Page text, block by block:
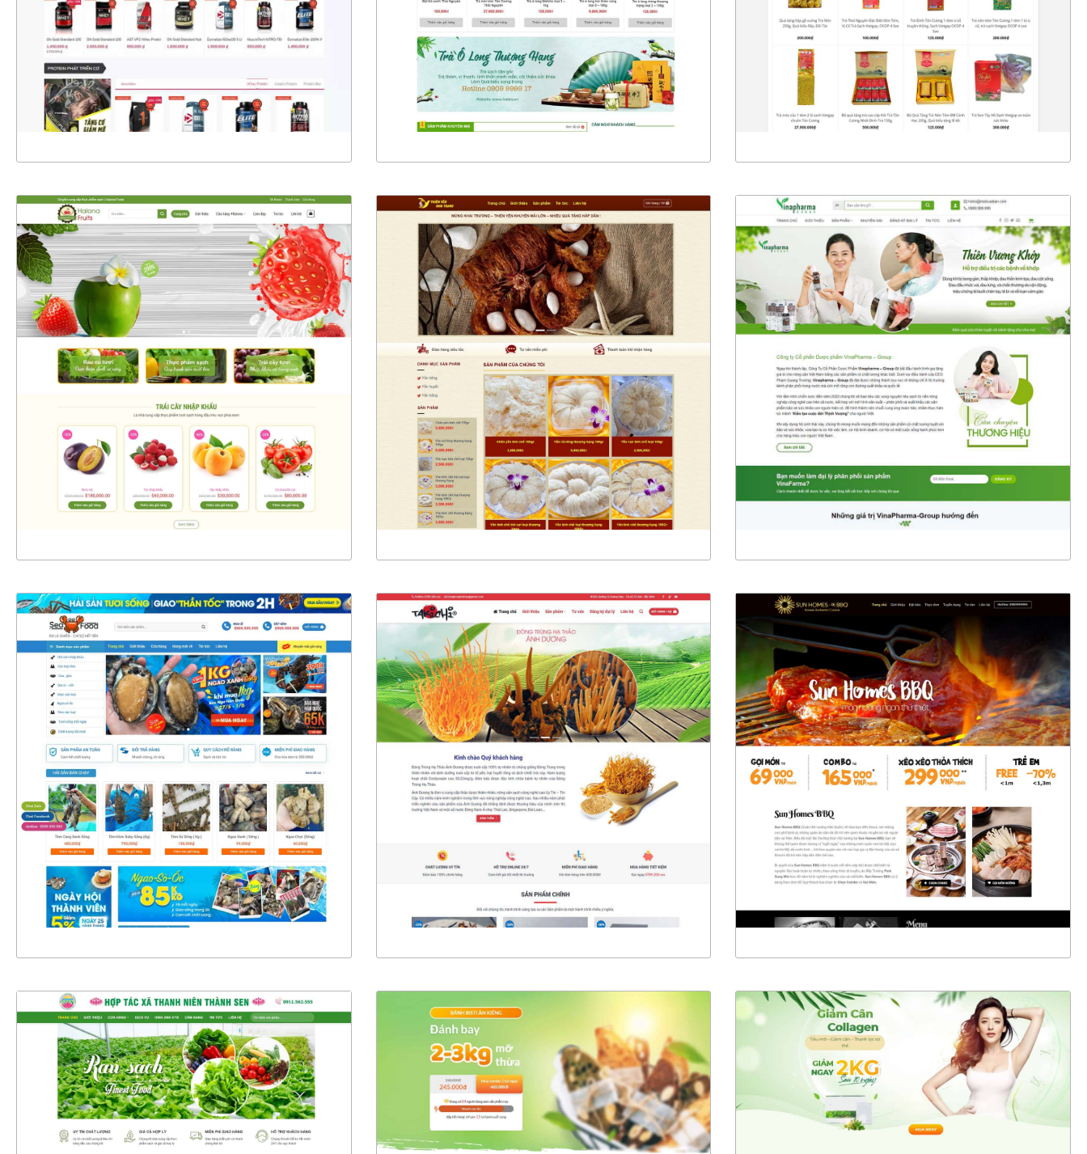
XEM THỰC TẾ
CHI TIẾT
XEM THỰC TẾ
CHI TIẾT
XEM THỰC TẾ
4565
CHI TIẾT
XEM THỰC TẾ
4604
CHI TIẾT
XEM THỰC TẾ
CHI TIẾT
XEM THỰC TẾ
4554
CHI TIẾT
XEM THỰC TẾ
47139
XEM THỰC TẾ
4329
CHI TIẾT
XEM THỰC TẾ
4586 4529